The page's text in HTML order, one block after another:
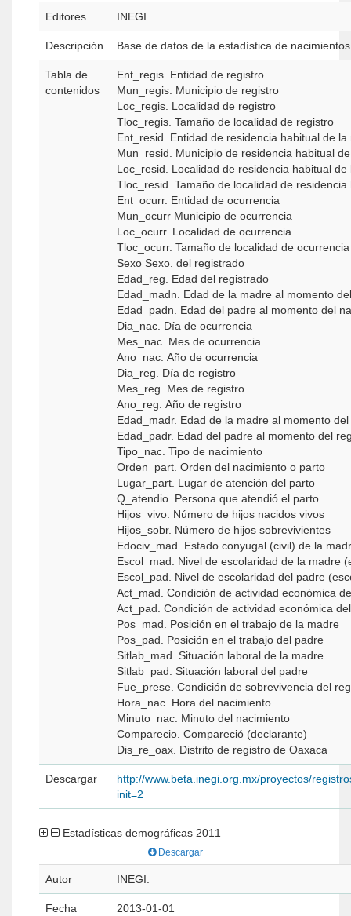
Editores INEGI.
Descripción Base de datos de la estadística de
Tabla de
contenidos
Ent_regis. Entidad de registro
Mun_regis. Municipio de registro
Loc_regis. Localidad de registro
Tloc_regis. Tamaño de localidad de registro
Ent_resid. Entidad de residencia habitual de la
Mun_resid. Municipio de residencia habitual
Loc_resid. Localidad de residencia habitual de
Tloc_resid. Tamaño de localidad de
Ent_ocurr. Entidad de ocurrencia
Mun_ocurr Municipio de ocurrencia
Loc_ocurr. Localidad de ocurrencia
Tloc_ocurr. Tamaño de localidad de ocurrencia
Sexo Sexo. del registrado
Edad_reg. Edad del registrado
Edad_madn. Edad de la madre al momento
Edad_padn. Edad del padre al momento del
Dia_nac. Día de ocurrencia
Mes_nac. Mes de ocurrencia
Ano_nac. Año de ocurrencia
Dia_reg. Día de registro
Mes_reg. Mes de registro
Ano_reg. Año de registro
Edad_madr. Edad de la madre al momento
Edad_padr. Edad del padre al momento del
Tipo_nac. Tipo de nacimiento
Orden_part. Orden del nacimiento o parto
Lugar_part. Lugar de atención del parto
Q_atendio. Persona que atendió el parto
Hijos_vivo. Número de hijos nacidos vivos
Hijos_sobr. Número de hijos sobrevivientes
Edociv_mad. Estado conyugal (civil) de la
Escol_mad. Nivel de escolaridad de la madre
Escol_pad. Nivel de escolaridad del padre
Act_mad. Condición de actividad económica
Act_pad. Condición de actividad económica
Pos_mad. Posición en el trabajo de la madre
Pos_pad. Posición en el trabajo del padre
Sitlab_mad. Situación laboral de la madre
Sitlab_pad. Situación laboral del padre
Fue_prese. Condición de sobrevivencia del
Hora_nac. Hora del nacimiento
Minuto_nac. Minuto del nacimiento
Comparecio. Compareció (declarante)
Dis_re_oax. Distrito de registro de Oaxaca
Descargar
http://www.beta.inegi.org.mx/proyectos/
init=2
Estadísticas demográficas 2011
Descargar
Autor INEGI.
Fecha 2013-01-01